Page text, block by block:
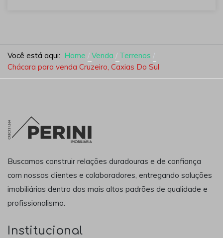
Você está aqui: Home Venda
Terrenos
Chácara para venda Cruzeiro, Caxias Do Sul
Buscamos construir relações duradouras e de confiança
com nossos clientes e colaboradores, entregando soluções
imobiliárias dentro dos mais altos padrões de qualidade e
profissionalismo.
Institucional